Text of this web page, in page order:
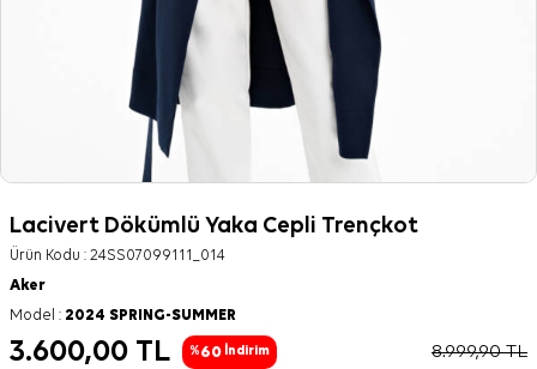
Lacivert Dökümlü Yaka Cepli Trençkot
Ürün Kodu : 24SS07099111_014
Aker
Model : 2024 SPRING-SUMMER
3.600,00 TL %60 İndirim 8.999,90TL